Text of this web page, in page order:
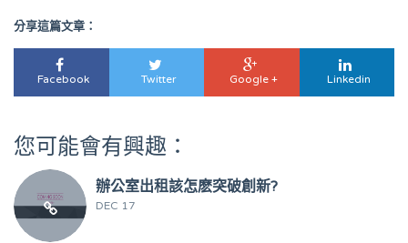
分享這篇文章：
Facebook Twitter Google + Linkedin
您可能會有興趣：
辦公室出租該怎麽突破創新?
DEC 17